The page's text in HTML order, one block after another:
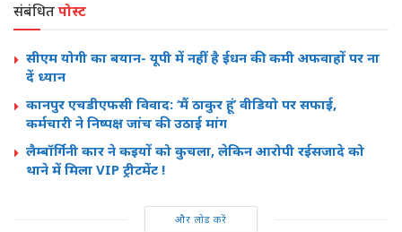
संबंधितपोस्ट
सीएम योगी का बयान- यूपी में नहीं है ईधन की कमी अफवाहों पर ना
दें ध्यान
कानपुर एचडीएफसी विवाद: ‘मैं ठाकुर हूं’ वीडियो पर सफाई,
कर्मचारी ने निष्पक्ष जांच की उठाई मांग
लैम्बॉर्गिनी कार ने कइयों को कुचला, लेकिन आरोपी रईसजादे को
थाने में मिला VIP ट्रीटमेंट !
और लोड करें